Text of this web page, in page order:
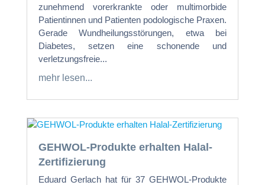
zunehmend vorerkrankte oder multimorbide
Patientinnen und Patienten podologische Praxen.
Gerade Wundheilungsstörungen, etwa bei
Diabetes, setzen eine schonende und
verletzungsfreie...
mehr lesen...
GEHWOL-Produkte erhalten Halal-
Zertifizierung
Eduard Gerlach hat für 37 GEHWOL-Produkte